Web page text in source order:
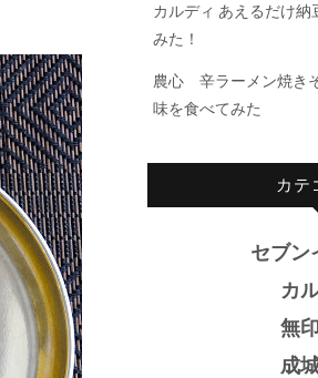
カルディ あえるだけ納
みた！
農心 辛ラーメン焼き
味を食べてみた
カテ
セブン
カ
無
成